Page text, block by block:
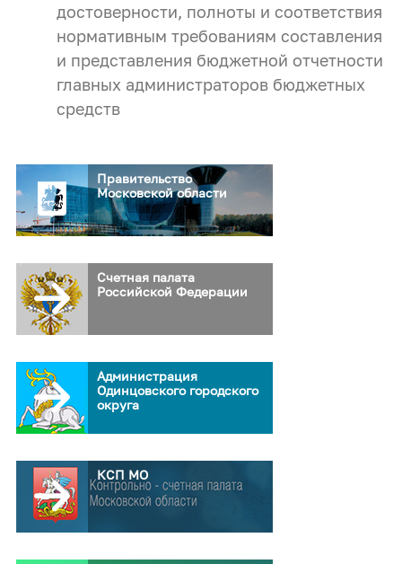
достоверности, полноты и соответствия
нормативным требованиям составления
и представления бюджетной отчетности
главных администраторов бюджетных
средств
Правительство
Московской области
Счетная палата
Российской Федерации
Администрация
Одинцовского городского
округа
КСП МО